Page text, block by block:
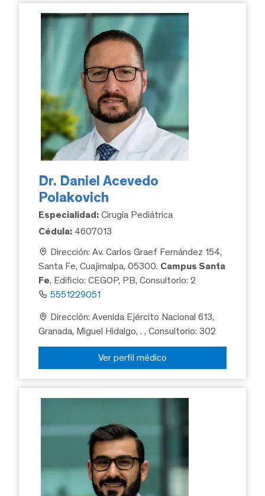
Dr. Daniel Acevedo
Polakovich
Especialidad: Cirugía Pediátrica
Cédula: 4607013
Dirección: Av. Carlos Graef Fernández 154,
Santa Fe, Cuajimalpa, 05300. Campus Santa
Fe, Edificio: CEGOP, PB, Consultorio: 2
5551229051
Dirección: Avenida Ejército Nacional 613,
Granada, Miguel Hidalgo, ., Consultorio: 302
Ver perfil médico